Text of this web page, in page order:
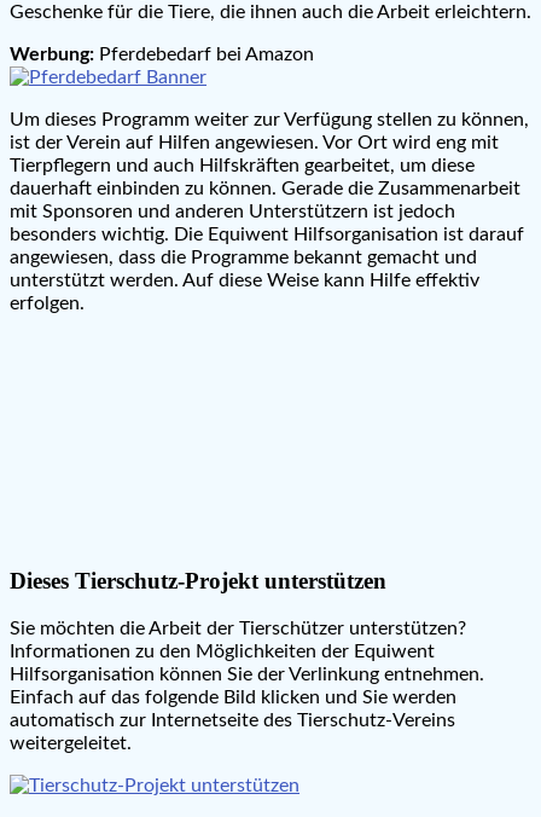
Geschenke für die Tiere, die ihnen auch die Arbeit erleichtern.
Werbung: Pferdebedarf bei Amazon
Um dieses Programm weiter zur Verfügung stellen zu können,
ist der Verein auf Hilfen angewiesen. Vor Ort wird eng mit
Tierpflegern und auch Hilfskräften gearbeitet, um diese
dauerhaft einbinden zu können. Gerade die Zusammenarbeit
mit Sponsoren und anderen Unterstützern ist jedoch
besonders wichtig. Die Equiwent Hilfsorganisation ist darauf
angewiesen, dass die Programme bekannt gemacht und
unterstützt werden. Auf diese Weise kann Hilfe effektiv
erfolgen.
Dieses Tierschutz-Projekt unterstützen
Sie möchten die Arbeit der Tierschützer unterstützen?
Informationen zu den Möglichkeiten der Equiwent
Hilfsorganisation können Sie der Verlinkung entnehmen.
Einfach auf das folgende Bild klicken und Sie werden
automatisch zur Internetseite des Tierschutz-Vereins
weitergeleitet.